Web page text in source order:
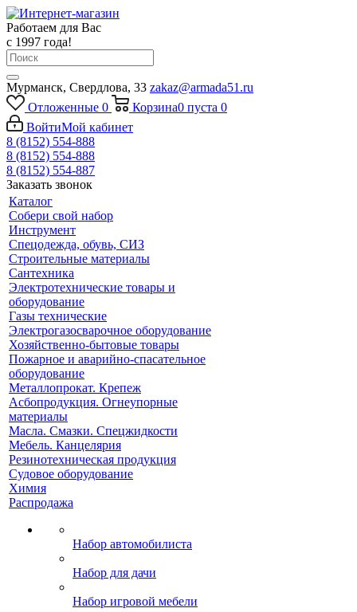
Работаем для Вас
с 1997 года!
Мурманск, Свердлова, 33 zakaz@armada51.ru
Отложенные 0 Корзина0 пуста 0
ВойтиМой кабинет
8 (8152) 554-888
8 (8152) 554-888
8 (8152) 554-887
Заказать звонок
Каталог
Собери свой набор
Инструмент
Спецодежда, обувь, СИЗ
Строительные материалы
Сантехника
Электротехнические товары и
оборудование
Газы технические
Электрогазосварочное оборудование
Хозяйственно-бытовые товары
Пожарное и аварийно-спасательное
оборудование
Металлопрокат. Крепеж
Асбопродукция. Огнеупорные
материалы
Масла. Смазки. Спецжидкости
Мебель. Канцелярия
Резинотехническая продукция
Судовое оборудование
Химия
Распродажа
Набор автомобилиста
Набор для дачи
Набор игровой мебели